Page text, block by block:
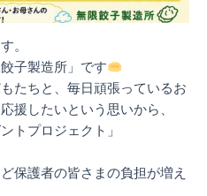
。
子製造所」です
たちと、毎日頑張っているお
援したいという思いから、
トプロジェクト」
保護者の皆さまの負担が増え